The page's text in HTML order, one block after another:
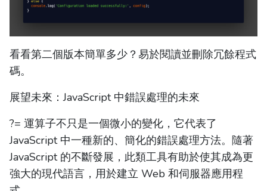
看看第二個版本簡單多少？易於閱讀並刪除冗餘程式
碼。
展望未來：JavaScript 中錯誤處理的未來
?= 運算子不只是一個微小的變化，它代表了
JavaScript 中一種新的、簡化的錯誤處理方法。隨著
JavaScript 的不斷發展，此類工具有助於使其成為更
強大的現代語言，用於建立 Web 和伺服器應用程